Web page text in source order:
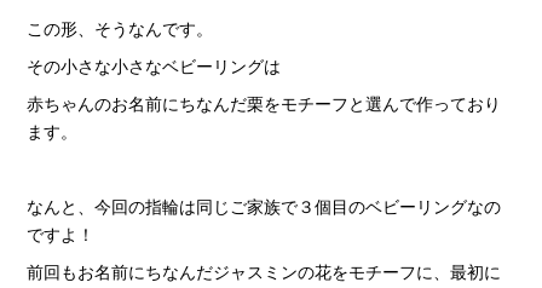
この形、そうなんです。
その小さな小さなベビーリングは
赤ちゃんのお名前にちなんだ栗をモチーフと選んで作っており
ます。
なんと、今回の指輪は同じご家族で３個目のベビーリングなの
ですよ！
前回もお名前にちなんだジャスミンの花をモチーフに、最初に